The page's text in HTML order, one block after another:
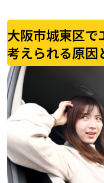
大阪市城東区で
考えられる原因